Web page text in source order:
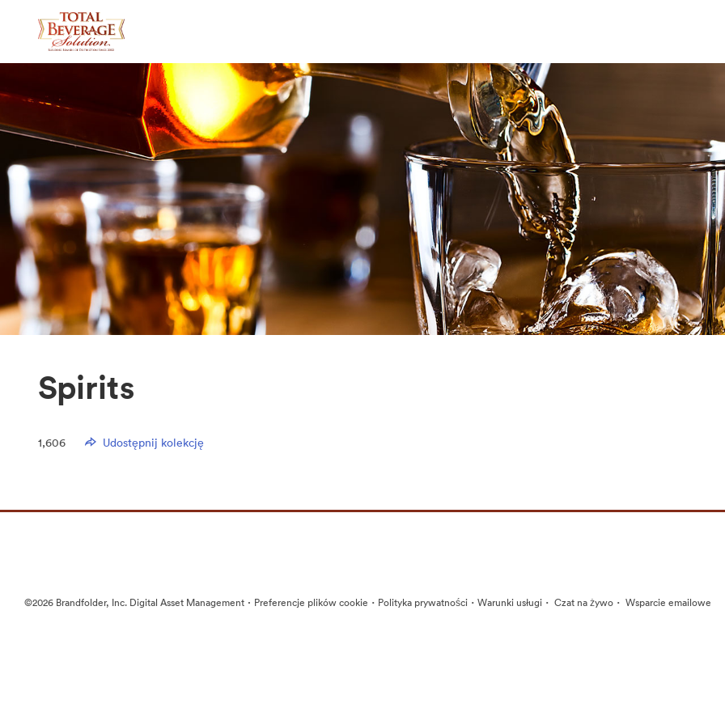
Spirits
1,606 Udostępnij kolekcję
©2026 Brandfolder, Inc. Digital Asset Management · Preferencje plików cookie · Polityka prywatności · Warunki usługi · Czat na żywo · Wsparcie emailowe